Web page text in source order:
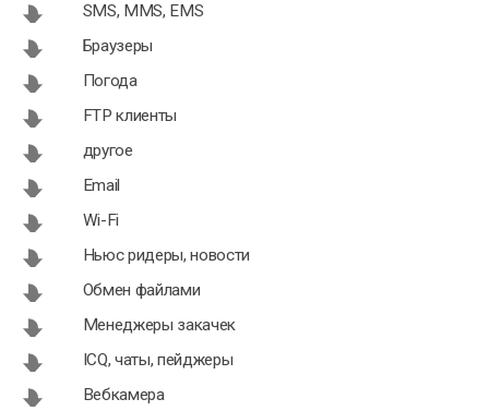
BucketUpload
Android
SMS, MMS, EMS
Браузеры
Погода
FTP клиенты
другое
Email
Wi-Fi
Ньюс ридеры, новости
Обмен файлами
Менеджеры закачек
ICQ, чаты, пейджеры
Вебкамера